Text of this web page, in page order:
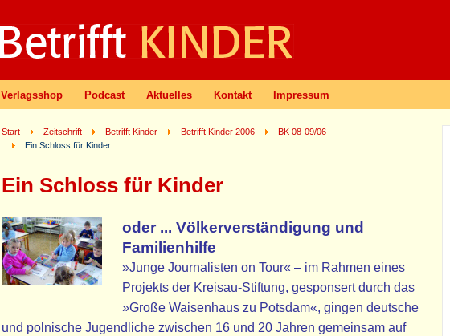
Verlagsshop Podcast Aktuelles Kontakt Impressum
Start Zeitschrift Betrifft Kinder Betrifft Kinder 2006
BK 08-09/06
Ein Schloss für Kinder
Ein Schloss für Kinder
oder ... Völkerverständigung und
Familienhilfe
»Junge Journalisten on Tour« – im Rahmen eines
Projekts der Kreisau-Stiftung, gesponsert durch das
»Große Waisenhaus zu Potsdam«, gingen deutsche
und polnische Jugendliche zwischen 16 und 20 Jahren gemeinsam auf